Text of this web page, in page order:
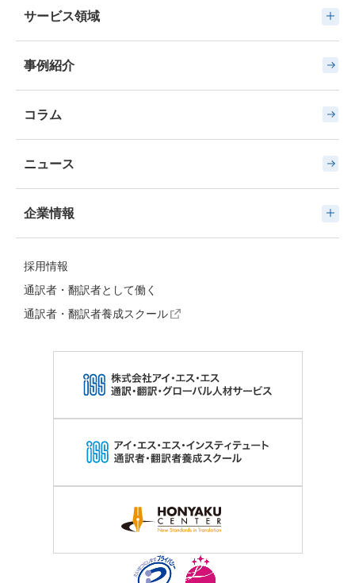
サービス領域
事例紹介
コラム
ニュース
企業情報
採用情報
通訳者・翻訳者として働く
通訳者・翻訳者養成スクール